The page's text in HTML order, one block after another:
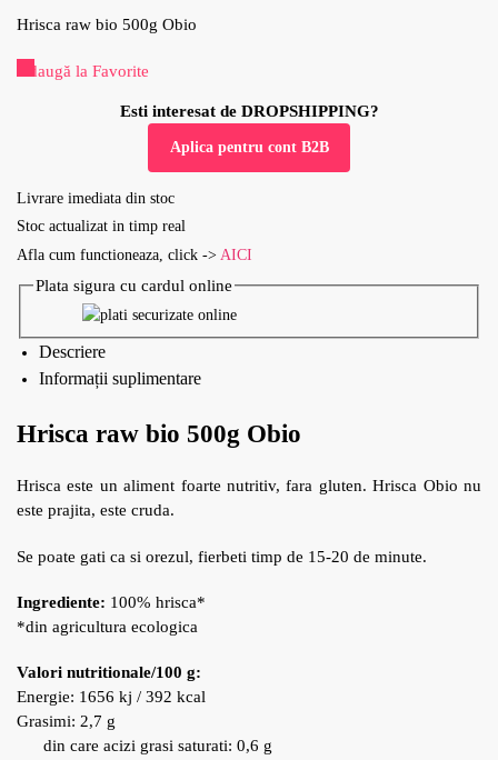
Hrisca raw bio 500g Obio
Adaugă la Favorite
Esti interesat de DROPSHIPPING?
Aplica pentru cont B2B
Livrare imediata din stoc
Stoc actualizat in timp real
Afla cum functioneaza, click -> AICI
Plata sigura cu cardul online
Descriere
Informații suplimentare
Hrisca raw bio 500g Obio
Hrisca este un aliment foarte nutritiv, fara gluten. Hrisca Obio nu
este prajita, este cruda.
Se poate gati ca si orezul, fierbeti timp de 15-20 de minute.
Ingrediente: 100% hrisca*
*din agricultura ecologica
Valori nutritionale/100 g:
Energie: 1656 kj / 392 kcal
Grasimi: 2,7 g
din care acizi grasi saturati: 0,6 g